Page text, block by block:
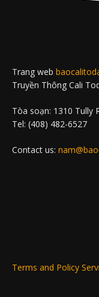
Trang web
Truyền Thông Cali
Tòa soạn: 1310 Tully
Tel: (408) 482-6527
Contact us:
Terms and Policy